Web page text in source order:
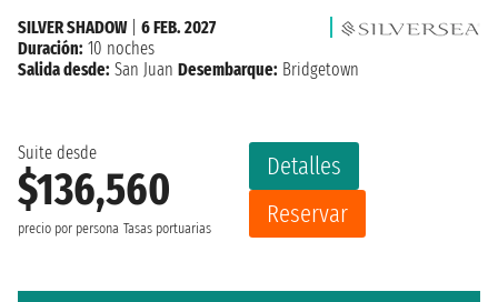
Suite desde
$136,560
precio por persona Tasas portuarias
Detalles
Reservar
SILVER SHADOW| 6 FEB. 2027
Duración: 10 noches
Salida desde: San Juan Desembarque: Bridgetown